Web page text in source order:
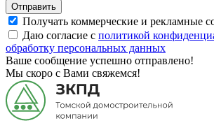
Отправить
Получать коммерческие и рекламные
Даю согласие с политикой
обработку персональных данных
Ваше сообщение успешно отправлено!
Мы скоро с Вами свяжемся!